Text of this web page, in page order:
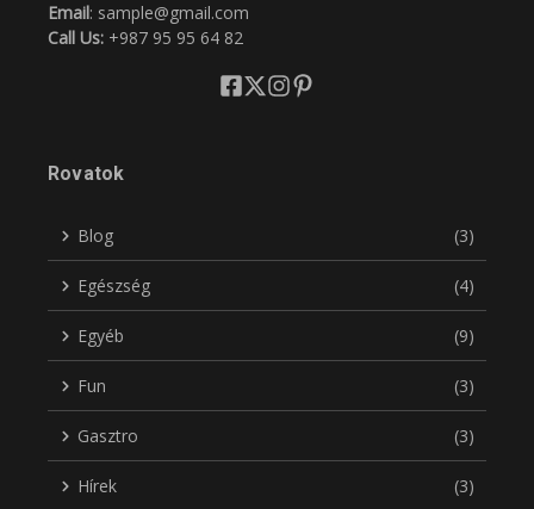
Email: sample@gmail.com
Call Us: +987 95 95 64 82
Rovatok
Blog (3)
Egészség (4)
Egyéb (9)
Fun (3)
Gasztro (3)
Hírek (3)